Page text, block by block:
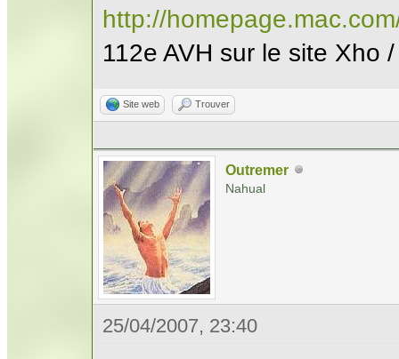
http://
112e AVH sur le site Xho
Site web Trouver
Outremer
Nahual
25/04/2007, 23:40